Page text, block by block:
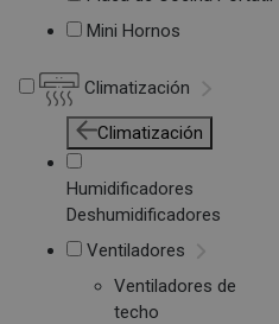
Mini Hornos
Climatización
Climatización
Humidificadores
Deshumidificadores
Ventiladores
Ventiladores de
techo